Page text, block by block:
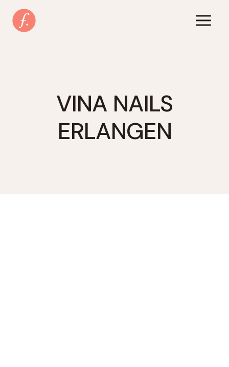
Inhalt
springen
VINA NAILS
ERLANGEN